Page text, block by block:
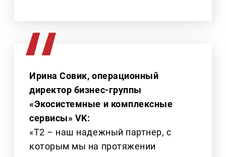
Ирина Совик, операционный
директор бизнес-группы
«Экосистемные и комплексные
сервисы» VK:
«Т2 – наш надежный партнер, с
которым мы на протяжении